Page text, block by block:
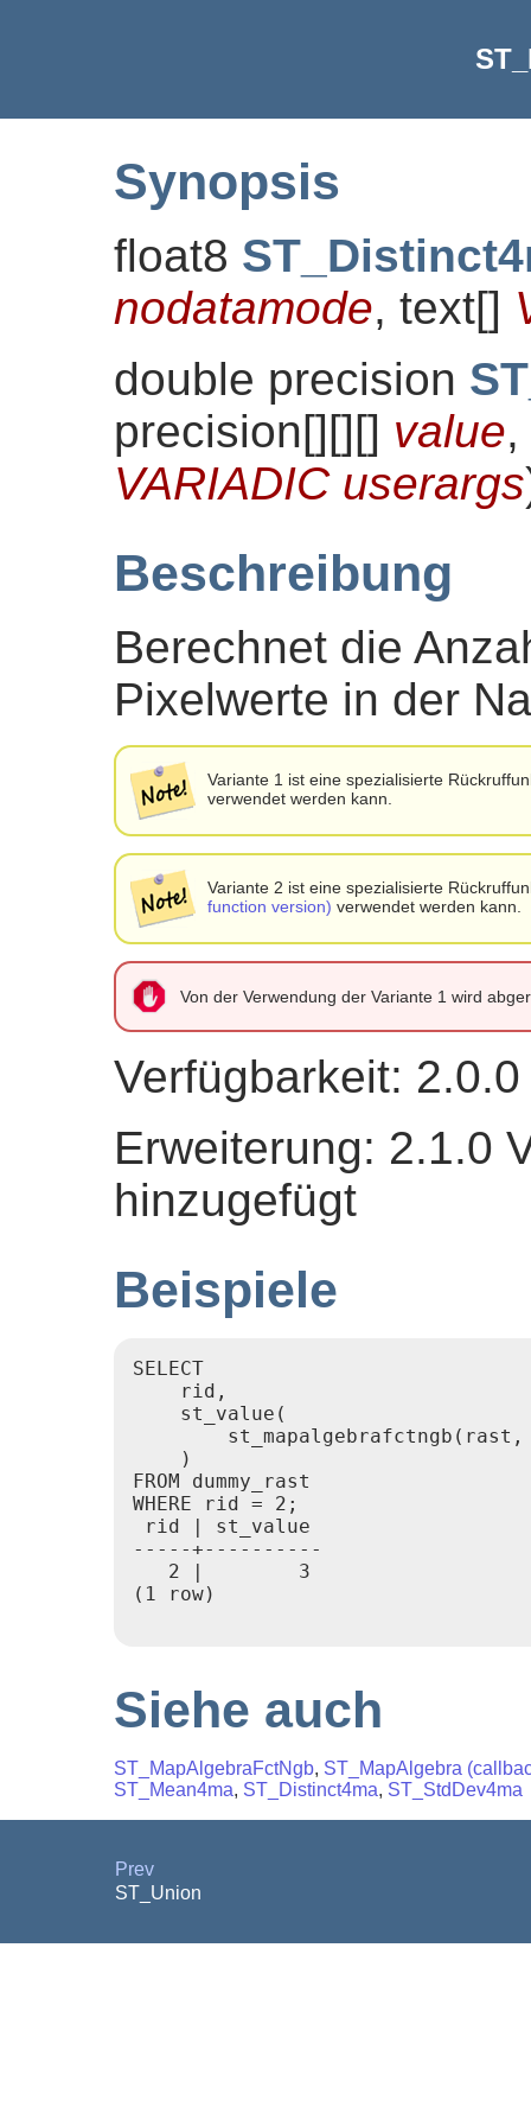
Synopsis
float8
nodatamode, text[]
double precision
precision[][][] value
VARIADIC userargs
Beschreibung
Berechnet die
Pixelwerte in der
Variante 1 ist eine spezialisierte
verwendet werden kann.
Variante 2 ist eine spezialisierte
function version) verwendet werden kann.
Von der Verwendung der Variante 1 wird
Verfügbarkeit: 2.0.0
Erweiterung: 2.1.0
hinzugefügt
Beispiele
SELECT
    rid,
    st_value(
    )
FROM dummy_rast
WHERE rid = 2;
rid | st_value
-----+----------
   2 |        3
(1 row)
Siehe auch
ST_MapAlgebraFctNgb, ST_MapAlgebra
ST_Mean4ma, ST_Distinct4ma, ST_StdDev4ma
Prev
ST_Union